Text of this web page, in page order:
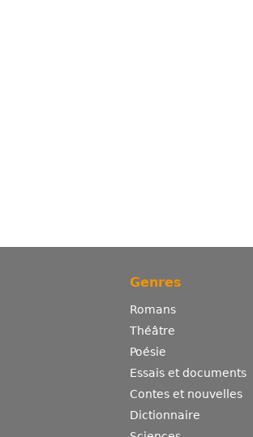
Genres
Romans
Théâtre
Poésie
Essais et documents
Contes et nouvelles
Dictionnaire